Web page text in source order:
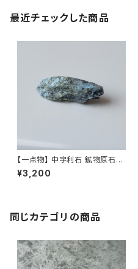
最近チェックした商品
【一点物】 中宇利石 鉱物原石ブ
ローチ 天然石 ハンドメイド ア
クセサリー パワーストーン (No.
¥3,200
同じカテゴリの商品